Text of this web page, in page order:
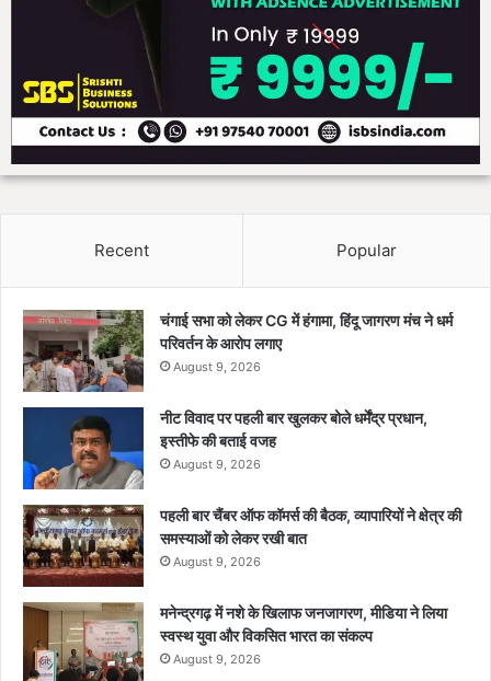
Recent Popular
चंगाई सभा को लेकर CG में हंगामा, हिंदू जागरण मंच ने धर्म
परिवर्तन के आरोप लगाए
August 9, 2026
नीट विवाद पर पहली बार खुलकर बोले धर्मेंद्र प्रधान,
इस्तीफे की बताई वजह
August 9, 2026
पहली बार चैंबर ऑफ कॉमर्स की बैठक, व्यापारियों ने क्षेत्र की
समस्याओं को लेकर रखी बात
August 9, 2026
मनेन्द्रगढ़ में नशे के खिलाफ जनजागरण, मीडिया ने लिया
स्वस्थ युवा और विकसित भारत का संकल्प
August 9, 2026